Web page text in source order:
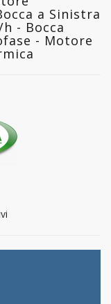
a Sinistra
- Bocca
- Motore